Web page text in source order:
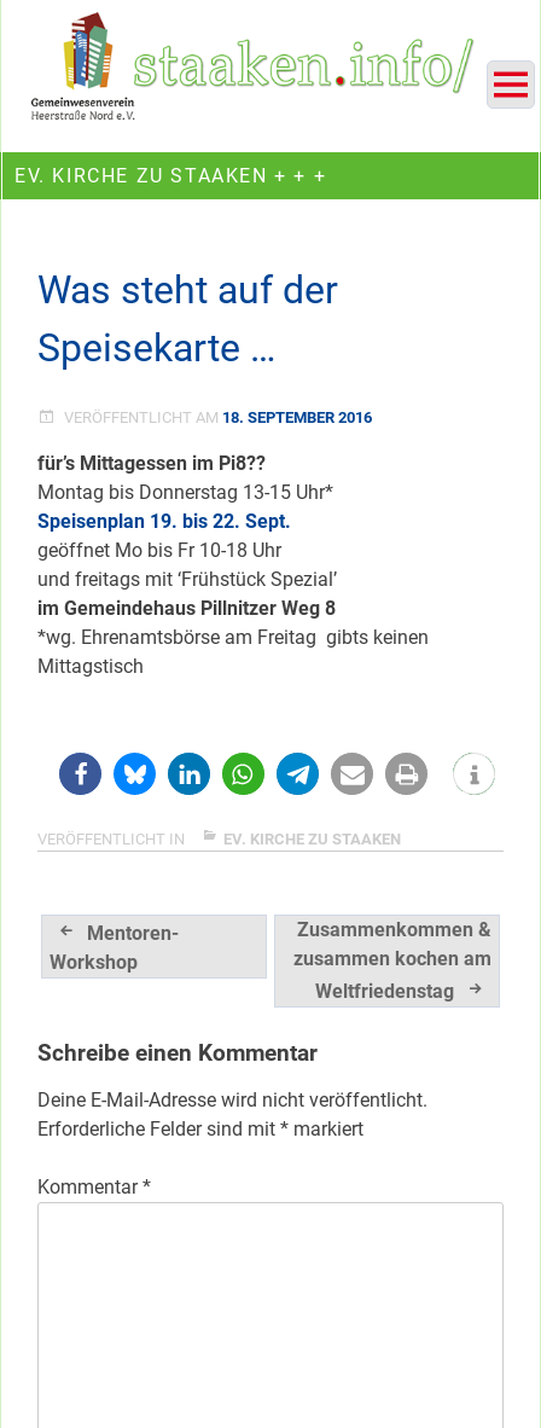
Ein Projekt des Gemeinwesenvereins Heerstraße Nord
EV. KIRCHE ZU STAAKEN + + +
Was steht auf der
Speisekarte …
VERÖFFENTLICHT AM 18. SEPTEMBER 2016
für’s Mittagessen im Pi8??
Montag bis Donnerstag 13-15 Uhr*
Speisenplan 19. bis 22. Sept.
geöffnet Mo bis Fr 10-18 Uhr
und freitags mit ‘Frühstück Spezial’
im Gemeindehaus Pillnitzer Weg 8
*wg. Ehrenamtsbörse am Freitag gibts keinen
Mittagstisch
VERÖFFENTLICHT IN EV. KIRCHE ZU STAAKEN
Beitragsnavigation
Mentoren-
Workshop
Zusammenkommen &
zusammen kochen am
Weltfriedenstag
Schreibe einen Kommentar
Deine E-Mail-Adresse wird nicht veröffentlicht.
Erforderliche Felder sind mit * markiert
Kommentar*